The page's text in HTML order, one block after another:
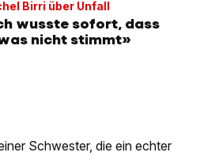
Birri über Unfall
wusste sofort, dass
nicht stimmt»
Schwester, die ein echter